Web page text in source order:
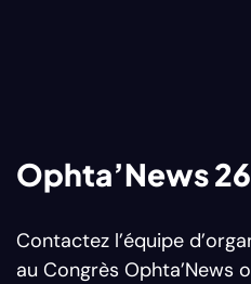
Ophta’News
Contactez l’équipe
au Congrès Ophta’News